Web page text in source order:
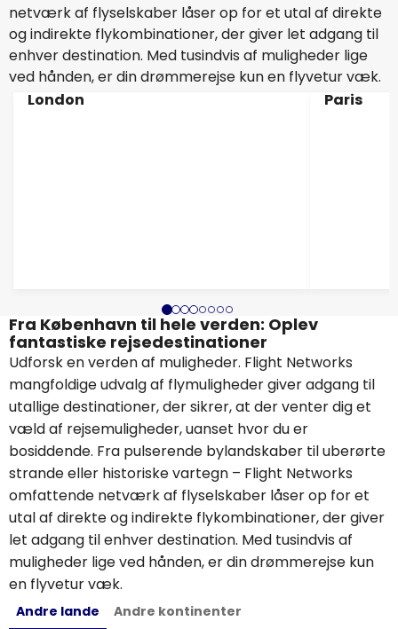
netværk af flyselskaber låser op for et utal af direkte
og indirekte flykombinationer, der giver let adgang til
enhver destination. Med tusindvis af muligheder lige
ved hånden, er din drømmerejse kun en flyvetur væk.
London
Paris
Fra København til hele verden: Oplev
fantastiske rejsedestinationer
Udforsk en verden af muligheder. Flight Networks
mangfoldige udvalg af flymuligheder giver adgang til
utallige destinationer, der sikrer, at der venter dig et
væld af rejsemuligheder, uanset hvor du er
bosiddende. Fra pulserende bylandskaber til uberørte
strande eller historiske vartegn – Flight Networks
omfattende netværk af flyselskaber låser op for et
utal af direkte og indirekte flykombinationer, der giver
let adgang til enhver destination. Med tusindvis af
muligheder lige ved hånden, er din drømmerejse kun
en flyvetur væk.
Andre lande Andre kontinenter